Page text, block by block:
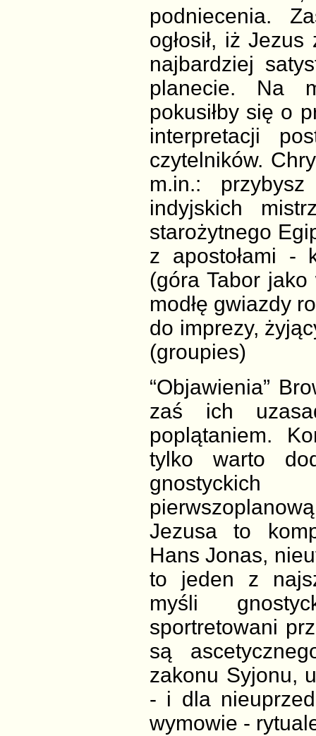
podniecenia.
ogłosił, iż
najbardziej
planecie. Na
pokusiłby się o
interpretacji
czytelników.
m.in.:
indyjskich
starożytnego
z apostołami -
(góra Tabor
modłę gwiazdy
do imprezy,
(groupies)
“Objawienia”
zaś ich
poplątaniem.
tylko warto
Jezusa to
Hans Jonas,
to jeden z
myśli
sportretowani
są
zakonu Syjonu,
- i dla
wymowie -